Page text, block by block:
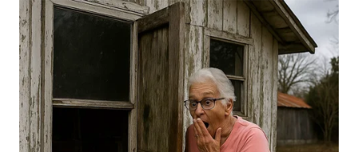
SIMALUNGUN
WN
LABUHANBATU